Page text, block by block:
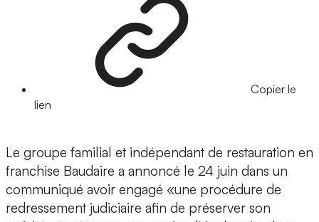
Copier le
lien
Le groupe familial et indépendant de restauration en
franchise Baudaire a annoncé le 24 juin dans un
communiqué avoir engagé «une procédure de
redressement judiciaire afin de préserver son